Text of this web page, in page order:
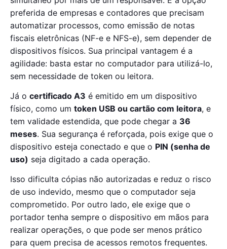
preferida de empresas e contadores que precisam
automatizar processos, como emissão de notas
fiscais eletrônicas (NF-e e NFS-e), sem depender de
dispositivos físicos. Sua principal vantagem é a
agilidade: basta estar no computador para utilizá-lo,
sem necessidade de token ou leitora.
Já o certificado A3 é emitido em um dispositivo
físico, como um token USB ou cartão com leitora, e
tem validade estendida, que pode chegar a 36
meses. Sua segurança é reforçada, pois exige que o
dispositivo esteja conectado e que o PIN (senha de
uso) seja digitado a cada operação.
Isso dificulta cópias não autorizadas e reduz o risco
de uso indevido, mesmo que o computador seja
comprometido. Por outro lado, ele exige que o
portador tenha sempre o dispositivo em mãos para
realizar operações, o que pode ser menos prático
para quem precisa de acessos remotos frequentes.